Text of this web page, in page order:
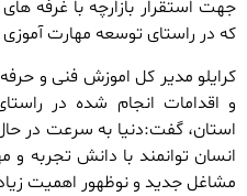
جهت استقرار بازارچه با غرفه
که در راستای توسعه مهارت
کرایلو مدیر کل اموزش فنی و
و اقدامات انجام شده در
استان، گفت:دنیا به سرعت در
انسان توانمند با دانش تجربه
مشاغل جدید و نوظهور اهمیت